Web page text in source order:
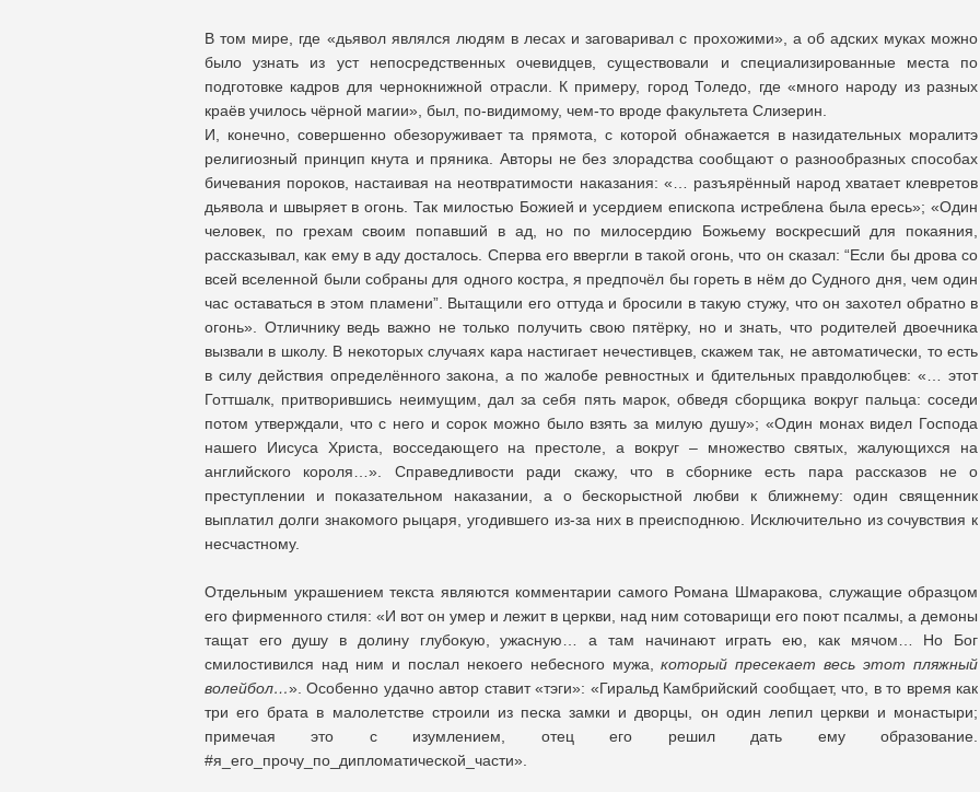
В том мире, где «дьявол являлся людям в лесах и заговаривал с прохожими», а об адских муках можно
было узнать из уст непосредственных очевидцев, существовали и специализированные места по
подготовке кадров для чернокнижной отрасли. К примеру, город Толедо, где «много народу из разных
краёв училось чёрной магии», был, по-видимому, чем-то вроде факультета Слизерин.
И, конечно, совершенно обезоруживает та прямота, с которой обнажается в назидательных моралитэ
религиозный принцип кнута и пряника. Авторы не без злорадства сообщают о разнообразных способах
бичевания пороков, настаивая на неотвратимости наказания: «… разъярённый народ хватает клевретов
дьявола и швыряет в огонь. Так милостью Божией и усердием епископа истреблена была ересь»; «Один
человек, по грехам своим попавший в ад, но по милосердию Божьему воскресший для покаяния,
рассказывал, как ему в аду досталось. Сперва его ввергли в такой огонь, что он сказал: “Если бы дрова со
всей вселенной были собраны для одного костра, я предпочёл бы гореть в нём до Судного дня, чем один
час оставаться в этом пламени”. Вытащили его оттуда и бросили в такую стужу, что он захотел обратно в
огонь». Отличнику ведь важно не только получить свою пятёрку, но и знать, что родителей двоечника
вызвали в школу. В некоторых случаях кара настигает нечестивцев, скажем так, не автоматически, то есть
в силу действия определённого закона, а по жалобе ревностных и бдительных правдолюбцев: «… этот
Готтшалк, притворившись неимущим, дал за себя пять марок, обведя сборщика вокруг пальца: соседи
потом утверждали, что с него и сорок можно было взять за милую душу»; «Один монах видел Господа
нашего Иисуса Христа, восседающего на престоле, а вокруг – множество святых, жалующихся на
английского короля…». Справедливости ради скажу, что в сборнике есть пара рассказов не о
преступлении и показательном наказании, а о бескорыстной любви к ближнему: один священник
выплатил долги знакомого рыцаря, угодившего из-за них в преисподнюю. Исключительно из сочувствия к
несчастному.
Отдельным украшением текста являются комментарии самого Романа Шмаракова, служащие образцом
его фирменного стиля: «И вот он умер и лежит в церкви, над ним сотоварищи его поют псалмы, а демоны
тащат его душу в долину глубокую, ужасную… а там начинают играть ею, как мячом… Но Бог
смилостивился над ним и послал некоего небесного мужа,который пресекает весь этот пляжный
волейбол…». Особенно удачно автор ставит «тэги»: «Гиральд Камбрийский сообщает, что, в то время как
три его брата в малолетстве строили из песка замки и дворцы, он один лепил церкви и монастыри;
примечая это с изумлением, отец его решил дать ему образование.
#я_его_прочу_по_дипломатической_части».